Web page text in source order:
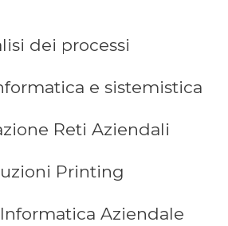
dei processi
e sistemistica
Reti Aziendali
Printing
Aziendale